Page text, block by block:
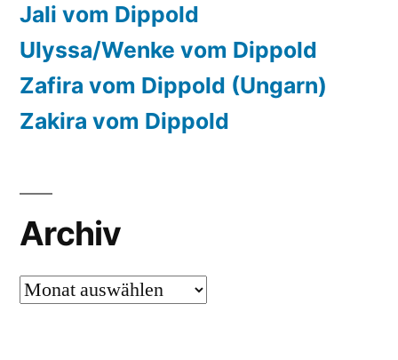
Jali vom Dippold
Ulyssa/Wenke vom Dippold
Zafira vom Dippold (Ungarn)
Zakira vom Dippold
Archiv
Archiv